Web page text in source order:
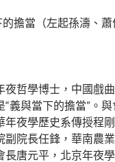
擔當（左起孫濤、蕭
夜哲學博士，中國戲
“義與當下的擔當”。
年夜學歷史系傳授程
副院長任鋒，華南農
長唐元平，北京年夜